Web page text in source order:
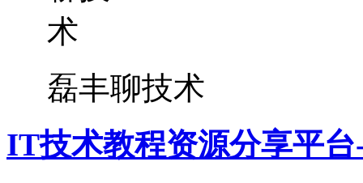
磊丰聊技术
IT技术教程资源分享平